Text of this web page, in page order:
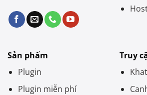
Sản phẩm
Plugin
Plugin miễn phí
Truy